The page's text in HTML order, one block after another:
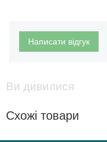
Написати відгук
Ви дивилися
Схожі товари